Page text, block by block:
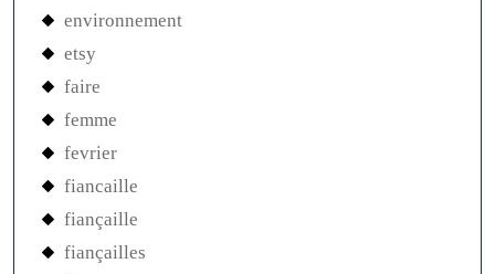
environnement
etsy
faire
femme
fevrier
fiancaille
fiançaille
fiançailles